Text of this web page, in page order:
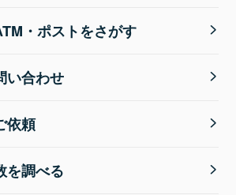
・ポストをさがす
い合わせ
依頼
を調べる